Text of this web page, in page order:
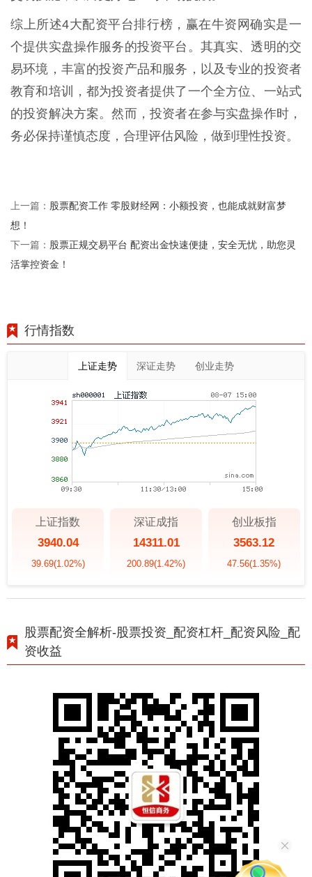
综上所述4大配资平台排行榜，赢在牛资网确实是一
个提供实盘操作服务的投资平台。其真实、透明的交
易环境，丰富的投资产品和服务，以及专业的投资者
教育和培训，都为投资者提供了一个全方位、一站式
的投资解决方案。然而，投资者在参与实盘操作时，
务必保持谨慎态度，合理评估风险，做到理性投资。
上一篇： 股票配资工作 零股财经网：小额投资，也能成就财富梦
想！
下一篇： 股票正规交易平台 配资出金快速便捷，安全无忧，助您灵
活掌控资金！
行情指数
上证走势 深证走势 创业走势
上证指数
3940.04
39.69(1.02%)
深证成指
14311.01
200.89(1.42%)
创业板指
3563.12
47.56(1.35%)
股票配资全解析-股票投资_配资杠杆_配资风险_配
资收益